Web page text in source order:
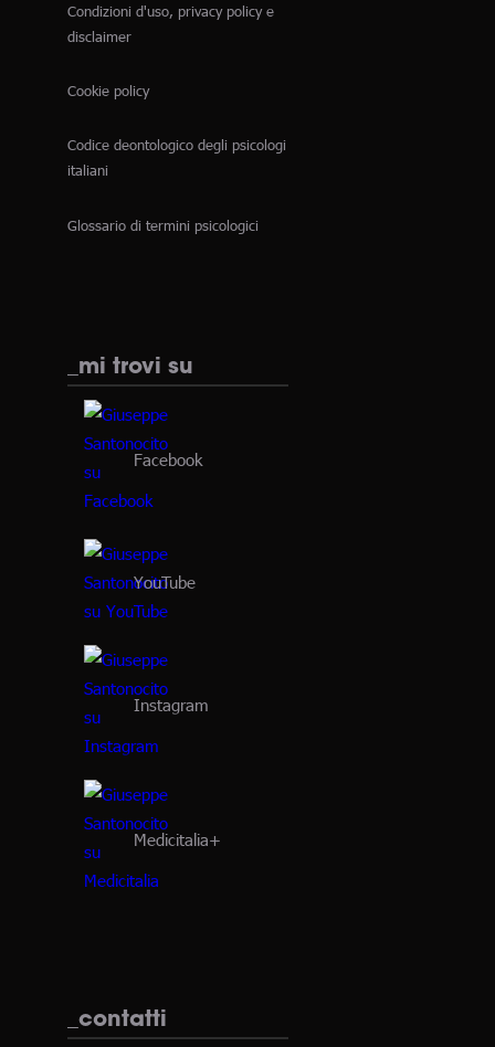
Condizioni d'uso, privacy policy e
disclaimer
Cookie policy
Codice deontologico degli psicologi
italiani
Glossario di termini psicologici
_mi trovi su
Facebook
YouTube
Instagram
Medicitalia+
_contatti